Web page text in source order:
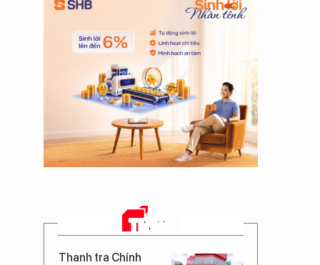
TIN MỚI
Thanh tra Chính